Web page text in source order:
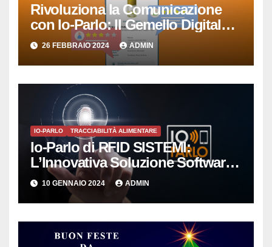
Rivoluziona la Comunicazione
con Io-Parlo: Il Gemello Digitale
che Semplicemente Parla
26 FEBBRAIO 2024 ADMIN
IO-PARLO TRACCIABILITÀ ALIMENTARE
Io-Parlo di RFID SISTEMI:
L’Innovativa Soluzione Software
per la Gestione Intelligente delle
Copie Digitali
10 GENNAIO 2024 ADMIN